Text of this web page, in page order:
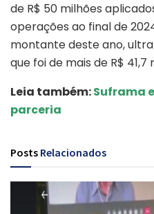
de R$ 50 milhões
operações ao final de
montante deste ano,
que foi de mais de R$ 41,7
Leia também:Suframa
parceria
Posts Relacionados